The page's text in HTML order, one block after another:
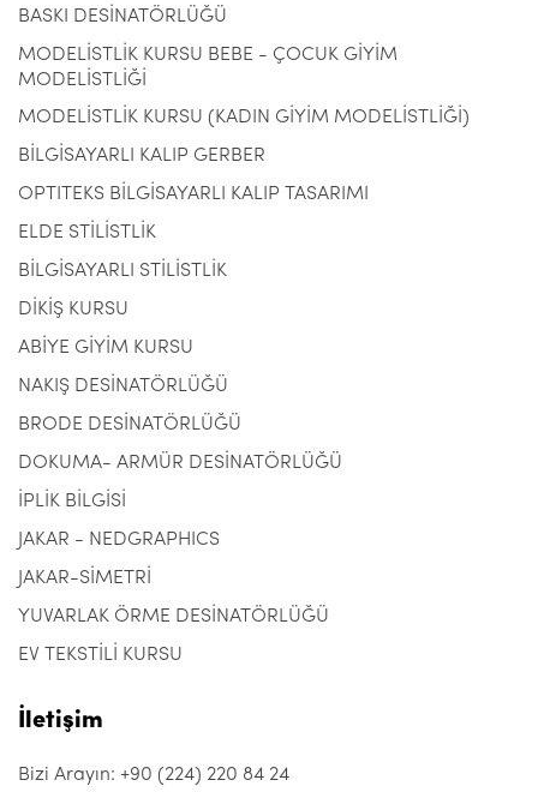
BASKI DESİNATÖRLÜĞÜ
MODELİSTLİK KURSU BEBE - ÇOCUK GİYİM
MODELİSTLİĞİ
MODELİSTLİK KURSU (KADIN GİYİM MODELİSTLİĞİ)
BİLGİSAYARLI KALIP GERBER
OPTITEKS BİLGİSAYARLI KALIP TASARIMI
ELDE STİLİSTLİK
BİLGİSAYARLI STİLİSTLİK
DİKİŞ KURSU
ABİYE GİYİM KURSU
NAKIŞ DESİNATÖRLÜĞÜ
BRODE DESİNATÖRLÜĞÜ
DOKUMA- ARMÜR DESİNATÖRLÜĞÜ
İPLİK BİLGİSİ
JAKAR - NEDGRAPHICS
JAKAR-SİMETRİ
YUVARLAK ÖRME DESİNATÖRLÜĞÜ
EV TEKSTİLİ KURSU
İletişim
Bizi Arayın: +90 (224) 220 84 24